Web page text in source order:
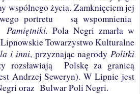
wspólnego życia. Zamknięciem jej
portretu
są wspomnienia
Pamiętniki. Pola Negri zmarła w
Lipnowskie Towarzystwo Kulturalne
i inni, przyznając nagrodyPolitki
rozsławiają
Polskę za granicą
Andrzej Seweryn). W Lipnie jest
oraz Bulwar Poli Negri.